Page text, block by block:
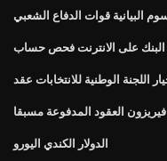
البيانية قوات الدفاع الشعبي
على الانترنت فحص حساب
فيريزون العقود المدفوعة مسبقا
الدولار الكندي اليورو